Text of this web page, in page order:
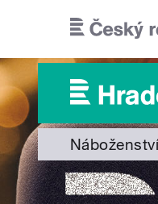
Náboženství